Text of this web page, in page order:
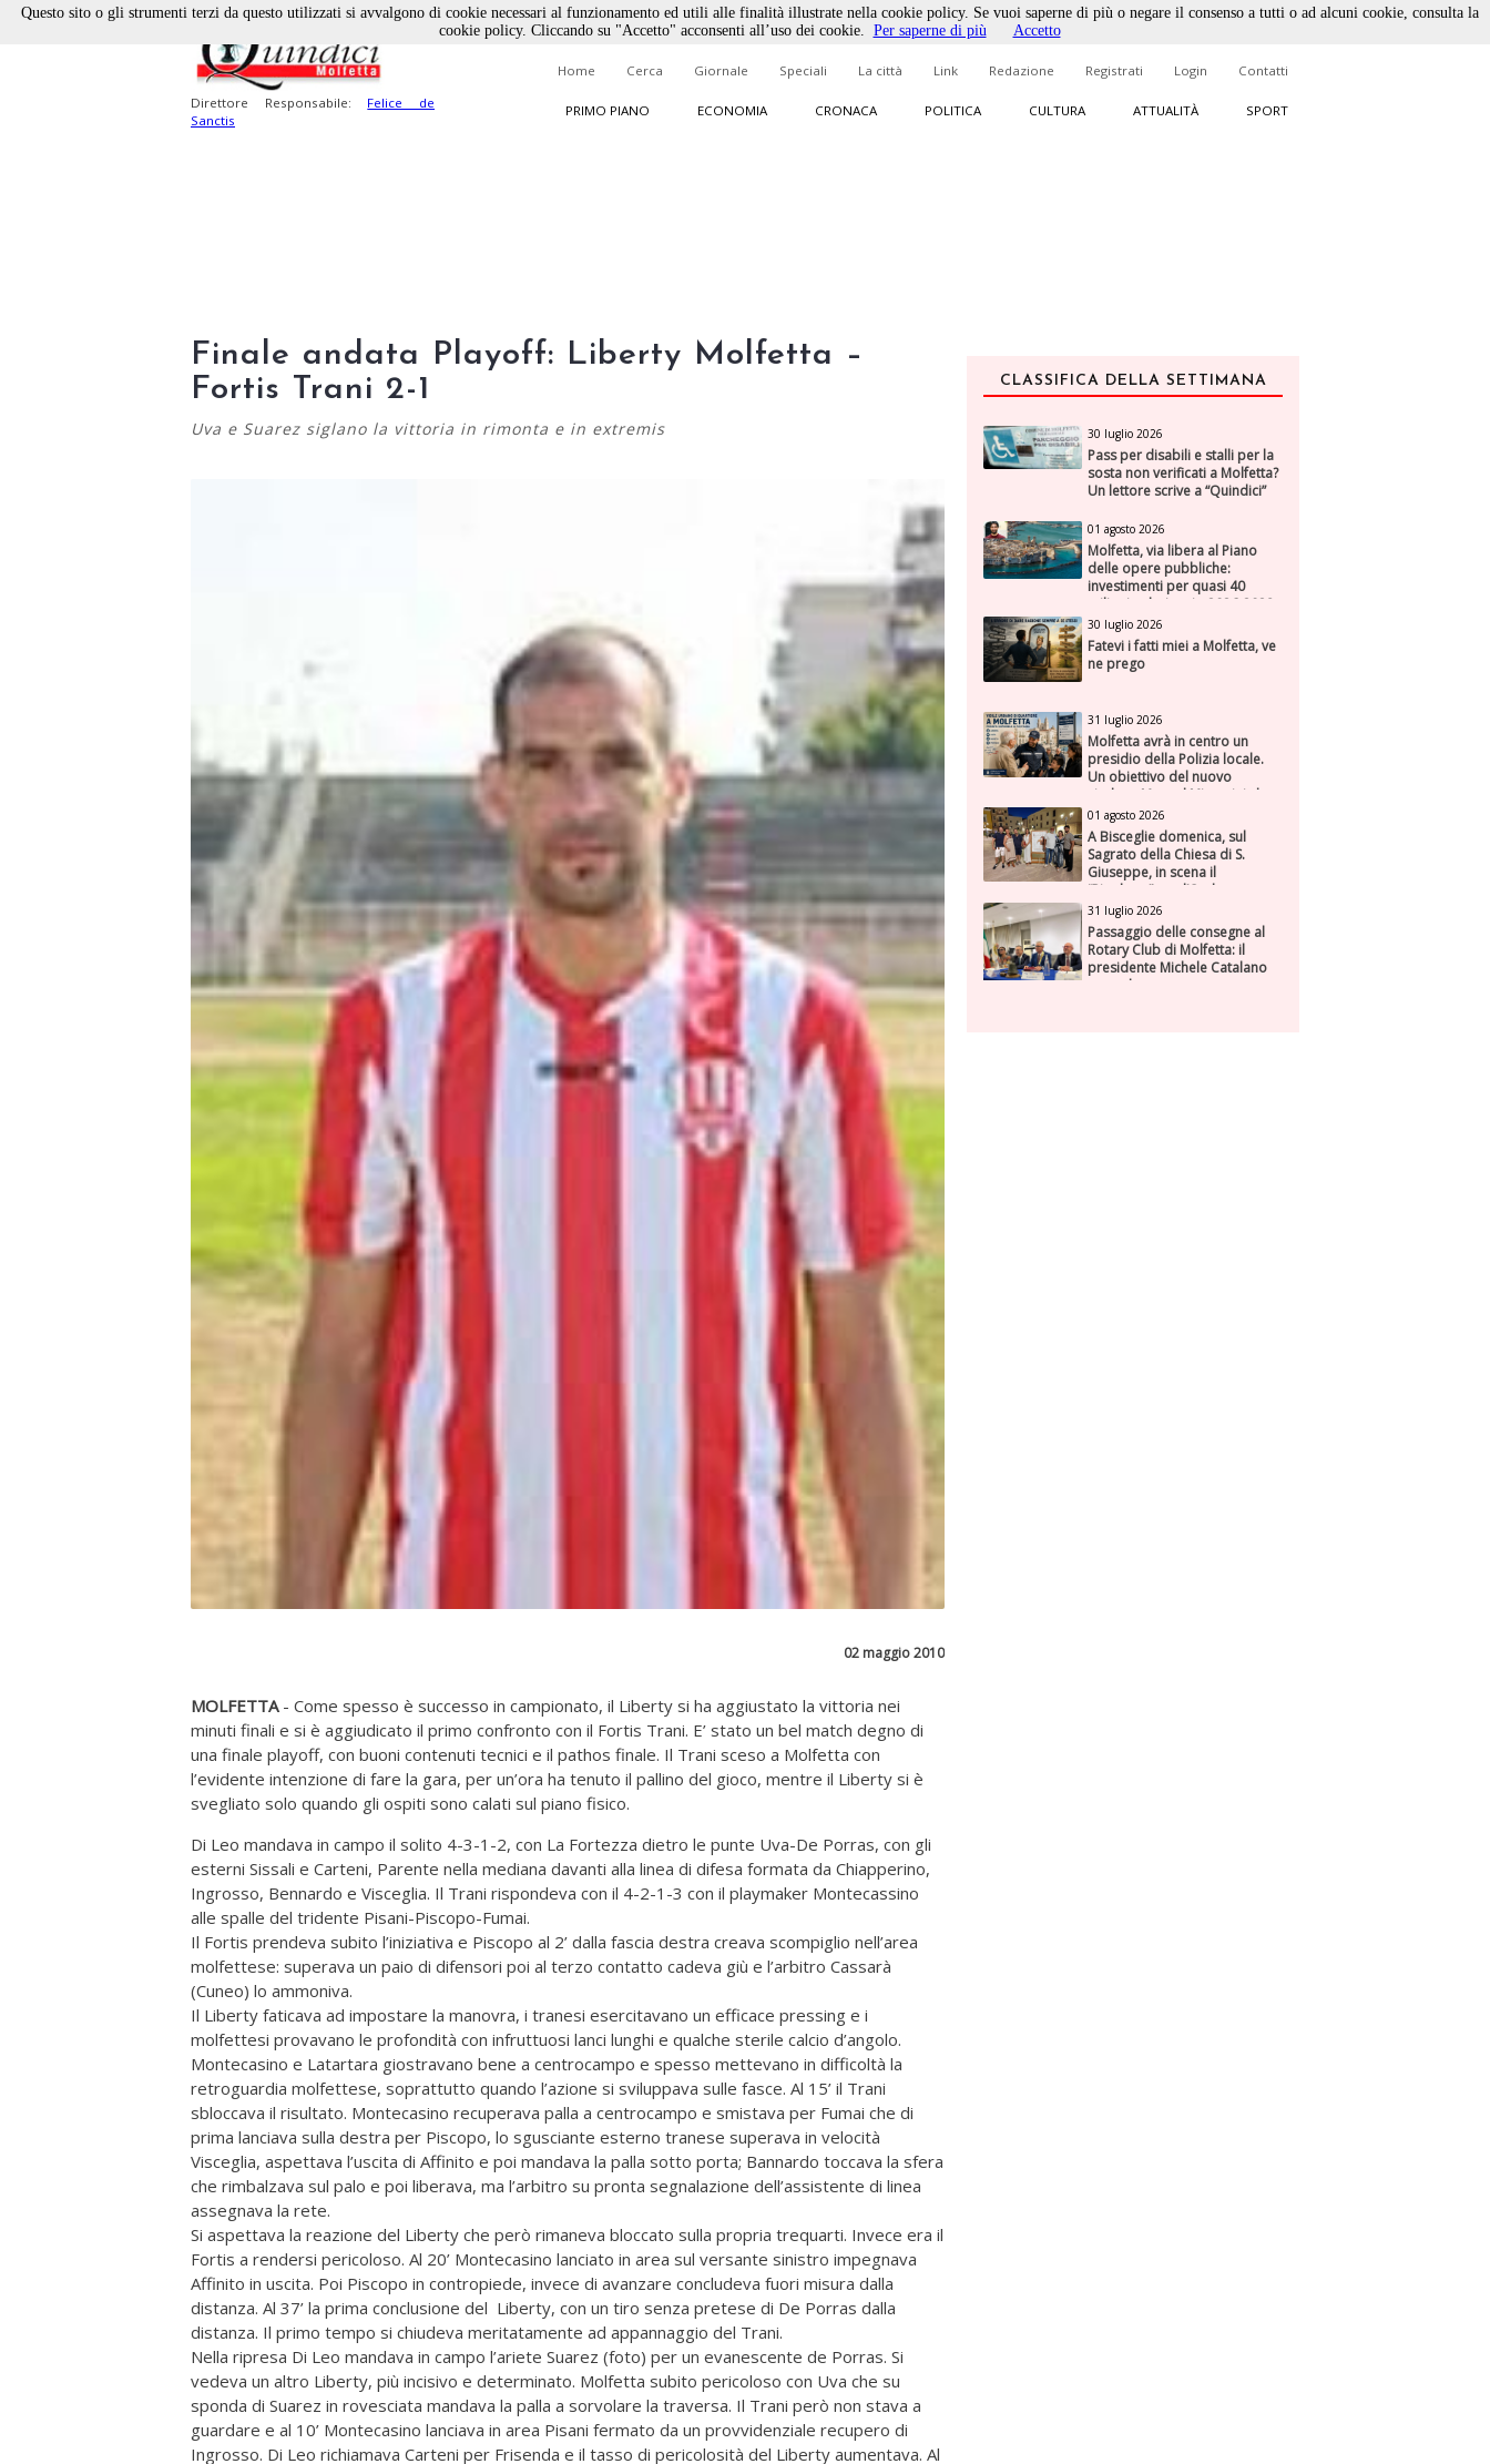
Direttore Responsabile: Felice de
Sanctis
Home Cerca Giornale Speciali La città Link Redazione Registrati Login Contatti
PRIMO PIANO ECONOMIA CRONACA POLITICA CULTURA ATTUALITÀ SPORT
Finale andata Playoff: Liberty Molfetta –
Fortis Trani 2-1
Uva e Suarez siglano la vittoria in rimonta e in extremis
02 maggio 2010
MOLFETTA - Come spesso è successo in campionato, il Liberty si ha aggiustato la vittoria nei
minuti finali e si è aggiudicato il primo confronto con il Fortis Trani. E’ stato un bel match degno di
una finale playoff, con buoni contenuti tecnici e il pathos finale. Il Trani sceso a Molfetta con
l’evidente intenzione di fare la gara, per un’ora ha tenuto il pallino del gioco, mentre il Liberty si è
svegliato solo quando gli ospiti sono calati sul piano fisico.
Di Leo mandava in campo il solito 4-3-1-2, con La Fortezza dietro le punte Uva-De Porras, con gli
esterni Sissali e Carteni, Parente nella mediana davanti alla linea di difesa formata da Chiapperino,
Ingrosso, Bennardo e Visceglia. Il Trani rispondeva con il 4-2-1-3 con il playmaker Montecassino
alle spalle del tridente Pisani-Piscopo-Fumai.
Il Fortis prendeva subito l’iniziativa e Piscopo al 2’ dalla fascia destra creava scompiglio nell’area
molfettese: superava un paio di difensori poi al terzo contatto cadeva giù e l’arbitro Cassarà
(Cuneo) lo ammoniva.
Il Liberty faticava ad impostare la manovra, i tranesi esercitavano un efficace pressing e i
molfettesi provavano le profondità con infruttuosi lanci lunghi e qualche sterile calcio d’angolo.
Montecasino e Latartara giostravano bene a centrocampo e spesso mettevano in difficoltà la
retroguardia molfettese, soprattutto quando l’azione si sviluppava sulle fasce. Al 15’ il Trani
sbloccava il risultato. Montecasino recuperava palla a centrocampo e smistava per Fumai che di
prima lanciava sulla destra per Piscopo, lo sgusciante esterno tranese superava in velocità
Visceglia, aspettava l’uscita di Affinito e poi mandava la palla sotto porta; Bannardo toccava la sfera
che rimbalzava sul palo e poi liberava, ma l’arbitro su pronta segnalazione dell’assistente di linea
assegnava la rete.
Si aspettava la reazione del Liberty che però rimaneva bloccato sulla propria trequarti. Invece era il
Fortis a rendersi pericoloso. Al 20’ Montecasino lanciato in area sul versante sinistro impegnava
Affinito in uscita. Poi Piscopo in contropiede, invece di avanzare concludeva fuori misura dalla
distanza. Al 37’ la prima conclusione del Liberty, con un tiro senza pretese di De Porras dalla
distanza. Il primo tempo si chiudeva meritatamente ad appannaggio del Trani.
Nella ripresa Di Leo mandava in campo l’ariete Suarez (foto) per un evanescente de Porras. Si
vedeva un altro Liberty, più incisivo e determinato. Molfetta subito pericoloso con Uva che su
sponda di Suarez in rovesciata mandava la palla a sorvolare la traversa. Il Trani però non stava a
guardare e al 10’ Montecasino lanciava in area Pisani fermato da un provvidenziale recupero di
Ingrosso. Di Leo richiamava Carteni per Frisenda e il tasso di pericolosità del Liberty aumentava. Al
CLASSIFICA DELLA SETTIMANA
30 luglio 2026
Pass per disabili e stalli per la
sosta non verificati a Molfetta?
Un lettore scrive a “Quindici”
01 agosto 2026
Molfetta, via libera al Piano
delle opere pubbliche:
investimenti per quasi 40
milioni nel triennio 2026-2028
30 luglio 2026
Fatevi i fatti miei a Molfetta, ve
ne prego
31 luglio 2026
Molfetta avrà in centro un
presidio della Polizia locale.
Un obiettivo del nuovo
sindaco Manuel Minervini che
diviene realtà, con la speranza
di maggiore efficienza e
presenza sul territorio
01 agosto 2026
A Bisceglie domenica, sul
Sagrato della Chiesa di S.
Giuseppe, in scena il
“Rigoletto” con l’Orchestra
Sinfonica Federiciana
31 luglio 2026
Passaggio delle consegne al
Rotary Club di Molfetta: il
presidente Michele Catalano
succede a se stesso
Questo sito o gli strumenti terzi da questo utilizzati si avvalgono di cookie necessari al funzionamento ed utili alle finalità illustrate nella cookie policy. Se vuoi saperne di più o negare il consenso a tutti o ad alcuni cookie, consulta la
cookie policy. Cliccando su "Accetto" acconsenti all’uso dei cookie. Per saperne di più Accetto